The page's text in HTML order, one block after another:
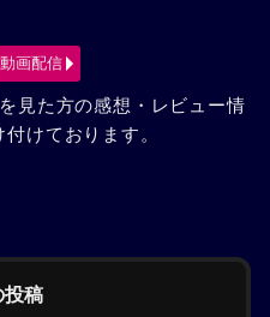
動画配信
見た方の感想・レビュー情
けております。
投稿